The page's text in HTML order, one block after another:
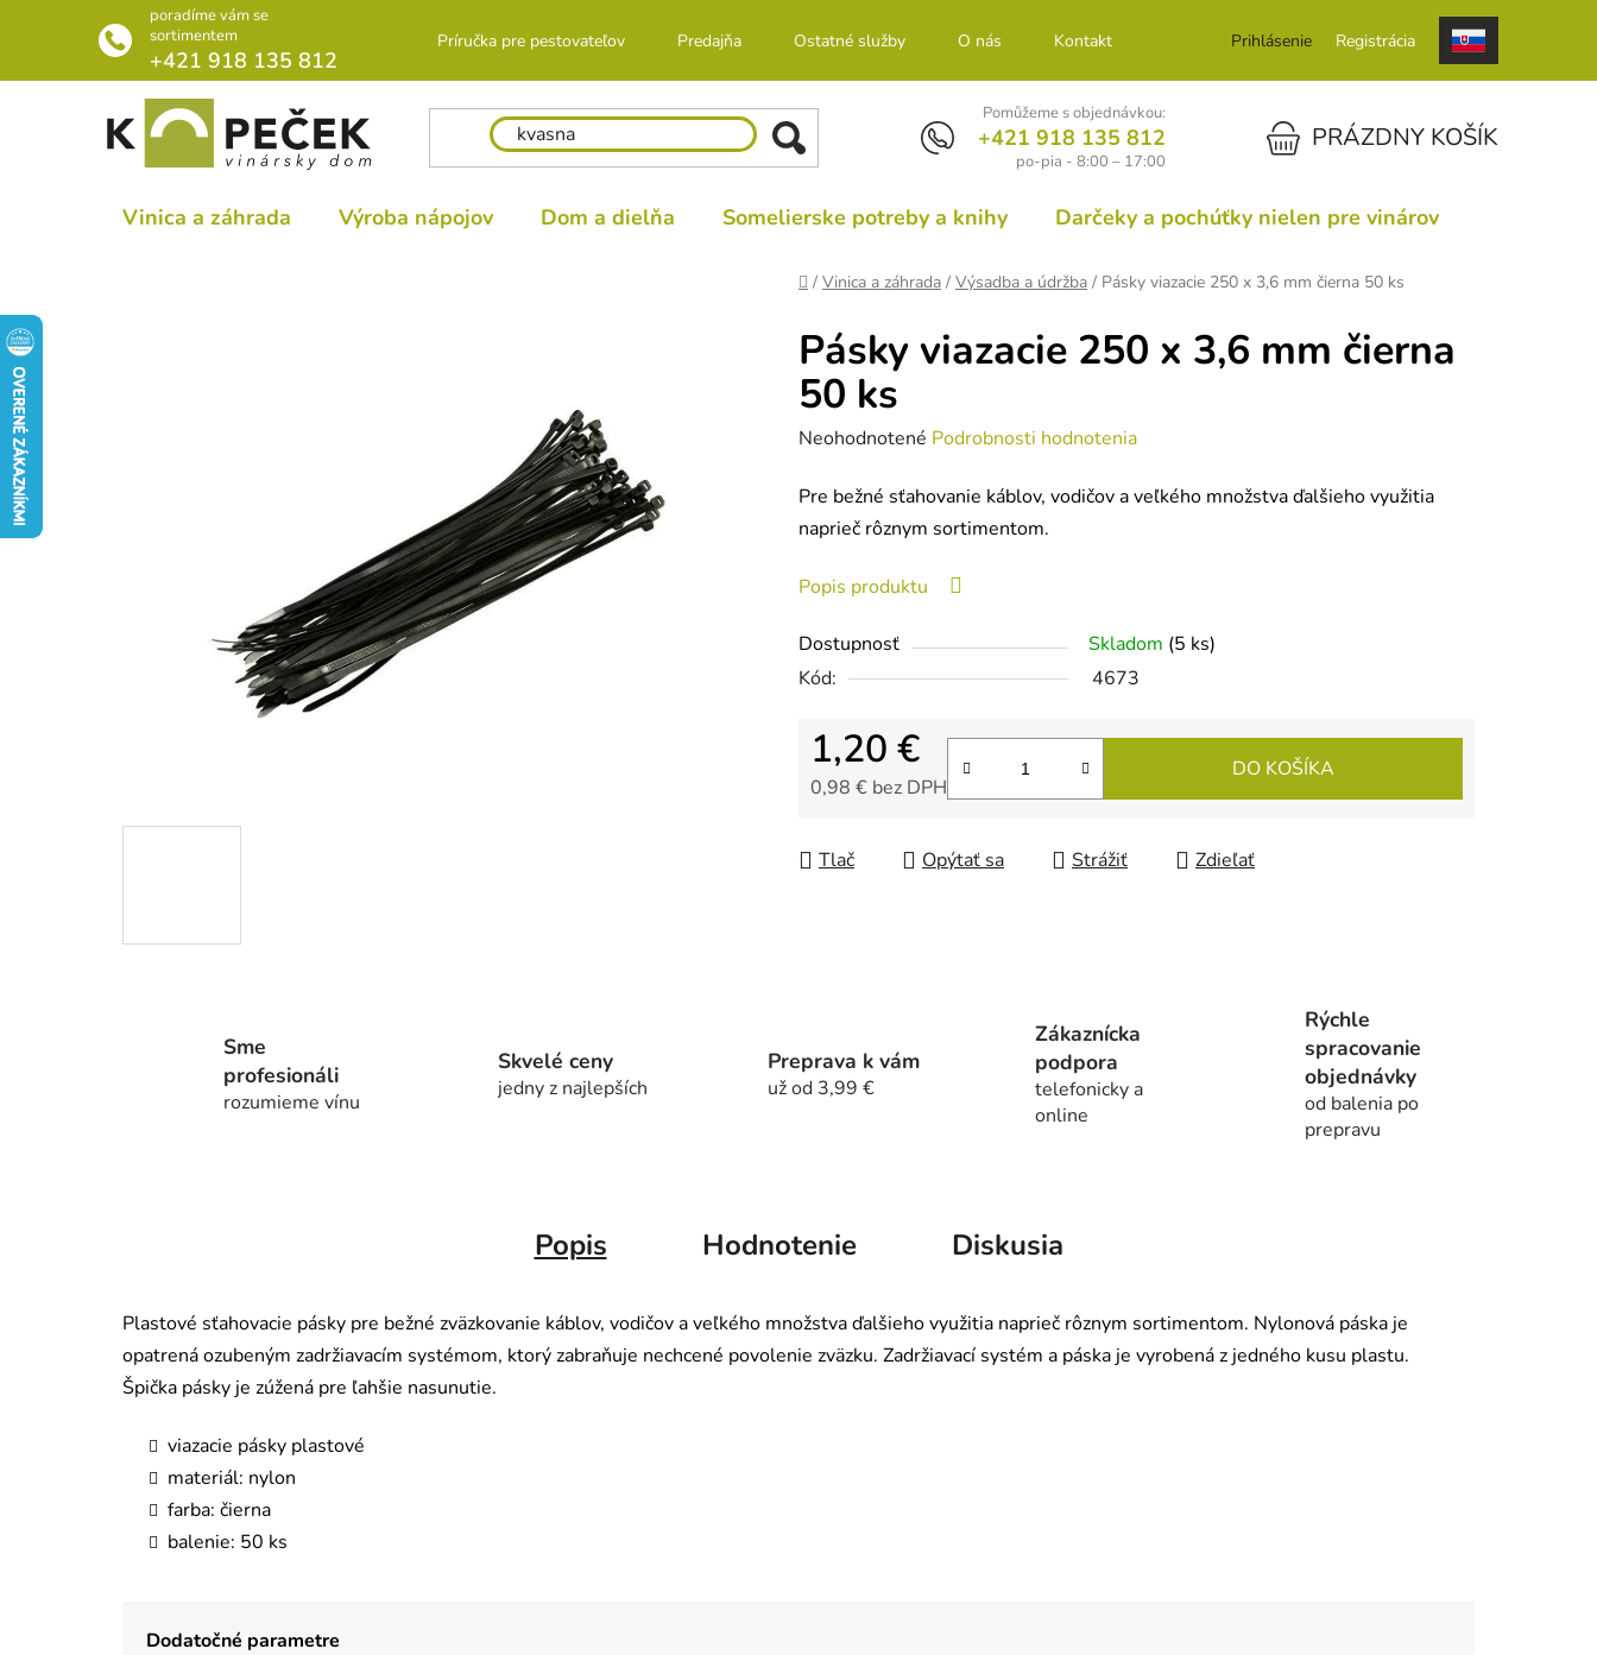
poradíme vám se
sortimentem
+421 918 135 812
Príručka pre pestovateľov Predajňa Ostatné služby O nás Kontakt Prihlásenie Registrácia
Pomůžeme s objednávkou:
+421 918 135 812
po-pia - 8:00 – 17:00
NÁKUPNÝ KOŠÍKPRÁZDNY KOŠÍK
Vinica a záhrada Výroba nápojov Dom a dielňa Somelierske potreby a knihy Darčeky a pochúťky nielen pre vinárov
Domov
/ Vinica a záhrada / Výsadba a údržba / Pásky viazacie 250 x 3,6 mm čierna 50 ks
Pásky viazacie 250 x 3,6 mm čierna
50 ks
Priemerné
produktu
je
z
5
hviezdičiek.
Neohodnotené Podrobnosti hodnotenia
Pre bežné sťahovanie káblov, vodičov a veľkého množstva ďalšieho využitia
naprieč rôznym sortimentom.
Popis produktu
Dostupnosť Skladom (5 ks)
Kód:
4673
1,20 €
0,98 € bez DPH
DO KOŠÍKA
Tlač Opýtať sa Strážiť Zdieľať
Sme
profesionáli
rozumieme vínu
Skvelé ceny
jedny z najlepších
Preprava k vám
už od 3,99 €
Zákaznícka
podpora
telefonicky a
online
Rýchle
spracovanie
objednávky
od balenia po
prepravu
Popis Hodnotenie Diskusia
Plastové sťahovacie pásky pre bežné zväzkovanie káblov, vodičov a veľkého množstva ďalšieho využitia naprieč rôznym sortimentom. Nylonová páska je
opatrená ozubeným zadržiavacím systémom, ktorý zabraňuje nechcené povolenie zväzku. Zadržiavací systém a páska je vyrobená z jedného kusu plastu.
Špička pásky je zúžená pre ľahšie nasunutie.
viazacie pásky plastové
materiál: nylon
farba: čierna
balenie: 50 ks
Dodatočné parametre